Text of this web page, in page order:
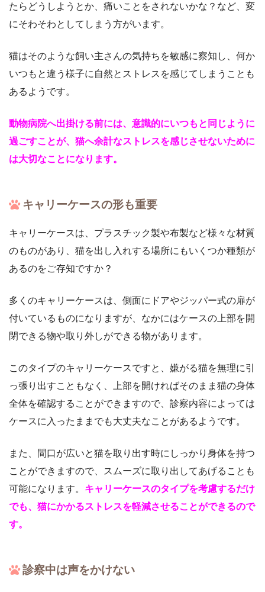
たらどうしようとか、痛いことをされないかな？など、変
にそわそわとしてしまう方がいます。
猫はそのような飼い主さんの気持ちを敏感に察知し、何か
いつもと違う様子に自然とストレスを感じてしまうことも
あるようです。
動物病院へ出掛ける前には、意識的にいつもと同じように
過ごすことが、猫へ余計なストレスを感じさせないために
は大切なことになります。
キャリーケースの形も重要
キャリーケースは、プラスチック製や布製など様々な材質
のものがあり、猫を出し入れする場所にもいくつか種類が
あるのをご存知ですか？
多くのキャリーケースは、側面にドアやジッパー式の扉が
付いているものになりますが、なかにはケースの上部を開
閉できる物や取り外しができる物があります。
このタイプのキャリーケースですと、嫌がる猫を無理に引
っ張り出すこともなく、上部を開ければそのまま猫の身体
全体を確認することができますので、診察内容によっては
ケースに入ったままでも大丈夫なことがあるようです。
また、間口が広いと猫を取り出す時にしっかり身体を持つ
ことができますので、スムーズに取り出してあげることも
可能になります。 キャリーケースのタイプを考慮するだけ
でも、猫にかかるストレスを軽減させることができるので
す。
診察中は声をかけない